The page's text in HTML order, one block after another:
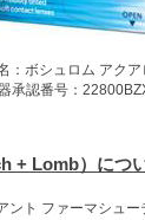
：ボシュロム アク
承認番号：
+ Lomb）につ
ント ファーマシュー